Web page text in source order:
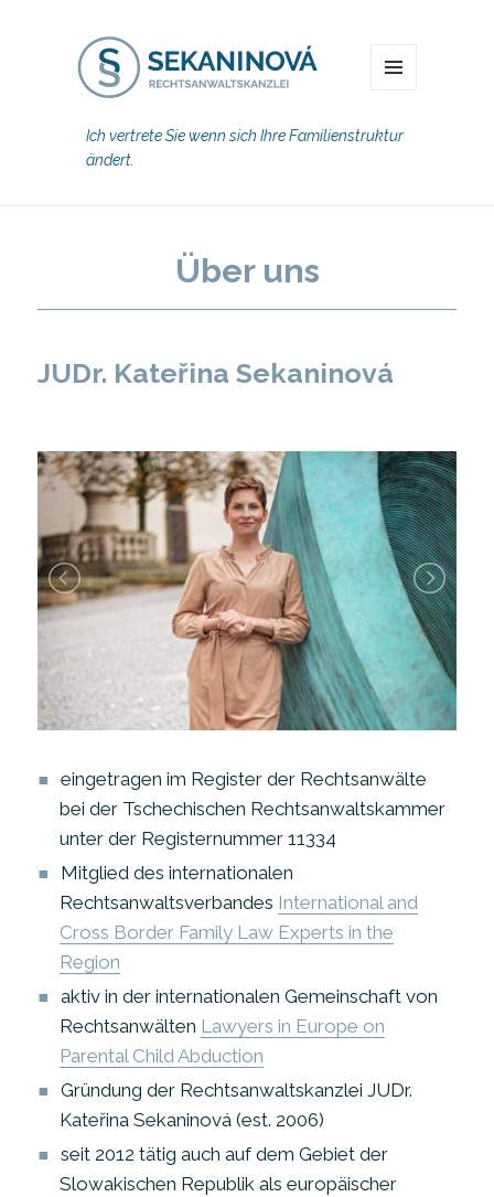
Ich vertrete Sie wenn sich Ihre Familienstruktur
ändert.
Über uns
JUDr. Kateřina Sekaninová
eingetragen im Register der Rechtsanwälte
bei der Tschechischen Rechtsanwaltskammer
unter der Registernummer 11334
Mitglied des internationalen
Rechtsanwaltsverbandes International and
Cross Border Family Law Experts in the
Region
aktiv in der internationalen Gemeinschaft von
Rechtsanwälten Lawyers in Europe on
Parental Child Abduction
Gründung der Rechtsanwaltskanzlei JUDr.
Kateřina Sekaninová (est. 2006)
seit 2012 tätig auch auf dem Gebiet der
Slowakischen Republik als europäischer